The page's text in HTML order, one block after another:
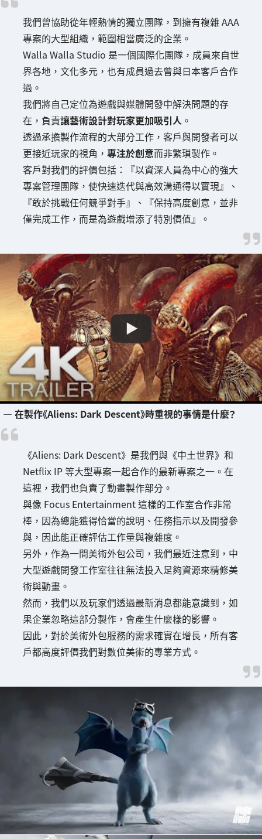
我們曾協助從年輕熱情的獨立團隊，到擁有複雜 AAA
專案的大型組織，範圍相當廣泛的企業。
Walla Walla Studio 是一個國際化團隊，成員來自世
界各地，文化多元，也有成員過去曾與日本客戶合作
過。
我們將自己定位為遊戲與媒體開發中解決問題的存
在，負責讓藝術設計對玩家更加吸引人 。
透過承擔製作流程的大部分工作，客戶與開發者可以
更接近玩家的視角， 專注於創意而非繁瑣製作。
客戶對我們的評價包括：『以資深人員為中心的強大
專案管理團隊，使快速迭代與高效溝通得以實現』、
『敢於挑戰任何競爭對手』、『保持高度創意，並非
僅完成工作，而是為遊戲增添了特別價值』。
― 在製作《Aliens: Dark Descent》時重視的事情是什麼？
《Aliens: Dark Descent》是我們與《中土世界》和
Netflix IP 等大型專案一起合作的最新專案之一。在
這裡，我們也負責了動畫製作部分。
與像 Focus Entertainment 這樣的工作室合作非常
棒，因為總能獲得恰當的說明、任務指示以及開發參
與，因此能正確評估工作量與複雜度。
另外，作為一間美術外包公司，我們最近注意到，中
大型遊戲開發工作室往往無法投入足夠資源來精修美
術與動畫。
然而，我們以及玩家們透過最新消息都能意識到，如
果企業忽略這部分製作，會產生什麼樣的影響。
因此，對於美術外包服務的需求確實在增長，所有客
戶都高度評價我們對數位美術的專業方式。